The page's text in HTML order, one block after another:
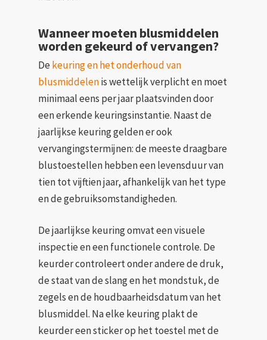
Wanneer moeten blusmiddelen
worden gekeurd of vervangen?
Dekeuring en het onderhoud van
blusmiddelenis wettelijk verplicht en moet
minimaal eens per jaar plaatsvinden door
een erkende keuringsinstantie. Naast de
jaarlijkse keuring gelden er ook
vervangingstermijnen: de meeste draagbare
blustoestellen hebben een levensduur van
tien tot vijftien jaar, afhankelijk van het type
en de gebruiksomstandigheden.
De jaarlijkse keuring omvat een visuele
inspectie en een functionele controle. De
keurder controleert onder andere de druk,
de staat van de slang en het mondstuk, de
zegels en de houdbaarheidsdatum van het
blusmiddel. Na elke keuring plakt de
keurder een sticker op het toestel met de